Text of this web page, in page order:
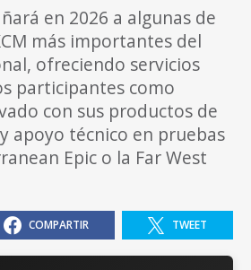
en 2026 a algunas de
más importantes del
ofreciendo servicios
participantes como
con sus productos de
apoyo técnico en pruebas
Epic o la Far West
COMPARTIR TWEET